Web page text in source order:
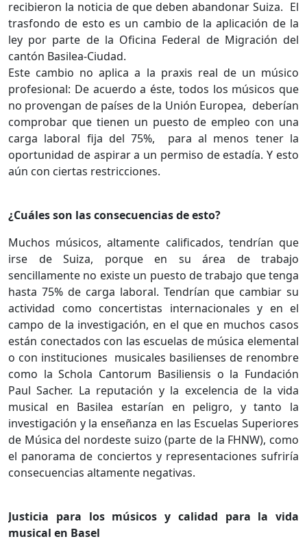
recibieron la noticia de que deben abandonar Suiza. El
trasfondo de esto es un cambio de la aplicación de la
ley por parte de la Oficina Federal de Migración del
cantón Basilea-Ciudad.
Este cambio no aplica a la praxis real de un músico
profesional: De acuerdo a éste, todos los músicos que
no provengan de países de la Unión Europea, deberían
comprobar que tienen un puesto de empleo con una
carga laboral fija del 75%,
para al menos tener la
oportunidad de aspirar a un permiso de estadía. Y esto
aún con ciertas restricciones.
¿Cuáles son las consecuencias de esto?
Muchos músicos, altamente calificados, tendrían que
irse de Suiza, porque en su área de trabajo
sencillamente no existe un puesto de trabajo que tenga
hasta 75% de carga laboral. Tendrían que cambiar su
actividad como concertistas internacionales y en el
campo de la investigación, en el que en muchos casos
están conectados con las escuelas de música elemental
o con instituciones musicales basilienses de renombre
como la Schola Cantorum Basiliensis o la Fundación
Paul Sacher. La reputación y la excelencia de la vida
musical en Basilea estarían en peligro, y tanto la
investigación y la enseñanza en las Escuelas Superiores
de Música del nordeste suizo (parte de la FHNW), como
el panorama de conciertos y representaciones sufriría
consecuencias altamente negativas.
Justicia para los músicos y calidad para la vida
musical en Basel